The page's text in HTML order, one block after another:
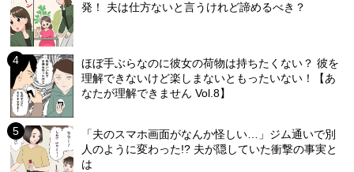
発！ 夫は仕方ないと言うけれど諦めるべき？
ほぼ手ぶらなのに彼女の荷物は持ちたくない？ 彼を
理解できないけど楽しまないともったいない！【あ
なたが理解できません Vol.8】
「夫のスマホ画面がなんか怪しい…」ジム通いで別
人のように変わった!? 夫が隠していた衝撃の事実と
は